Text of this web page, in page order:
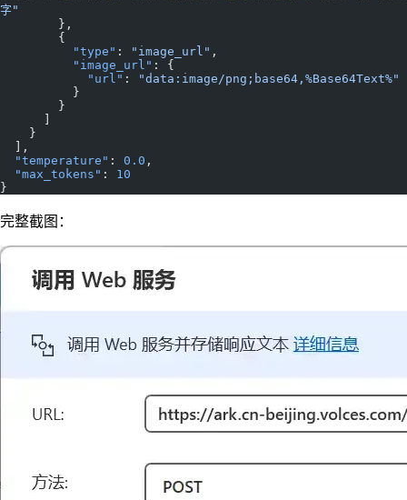
字"
        },
        {
          "type"
: "image_url" ,
          "image_url"
: {
            "url"
:
"data:image/png;base64,%Base64Text%"
          }
        }
    }
  ],
  "temperature"
: 0.0 ,
  "max_tokens"
: 10
}
完整截图：